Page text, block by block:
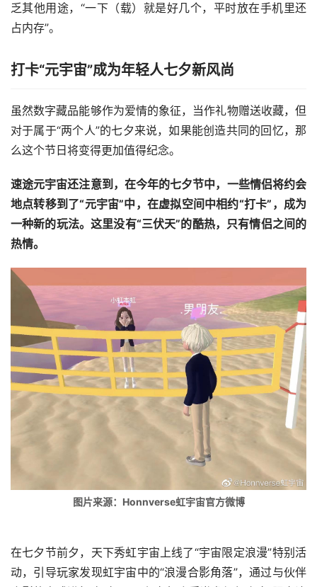
乏其他用途，“一下（载）就是好几个，平时放在手机里还
占内存”。
打卡“元宇宙”成为年轻人七夕新风尚
虽然数字藏品能够作为爱情的象征，当作礼物赠送收藏，但
对于属于“两个人”的七夕来说，如果能创造共同的回忆，那
么这个节日将变得更加值得纪念。
速途元宇宙还注意到，在今年的七夕节中，一些情侣将约会
地点转移到了“元宇宙”中，在虚拟空间中相约“打卡”，成为
一种新的玩法。这里没有“三伏天”的酷热，只有情侣之间的
热情。
图片来源：Honnverse虹宇宙官方微博
在七夕节前夕，天下秀虹宇宙上线了“宇宙限定浪漫”特别活
动，引导玩家发现虹宇宙中的“浪漫合影角落”，通过与伙伴